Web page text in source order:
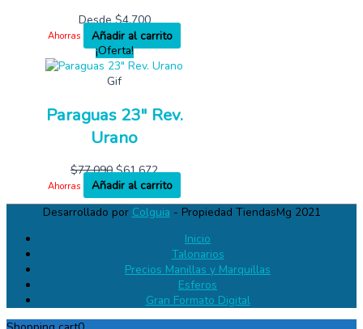
Desde$4,700
Ahorras
Añadir al carrito
¡Oferta!
Gif
Paraguas 23″ Rev.
Urano
$77,090 $61,672
Ahorras
Añadir al carrito
Desarrollado por Colguia - Propiedad TiendasMg 2021
Inicio
Talonarios
Precios Manillas y Marquillas
Esferos
Gran Formato Digital